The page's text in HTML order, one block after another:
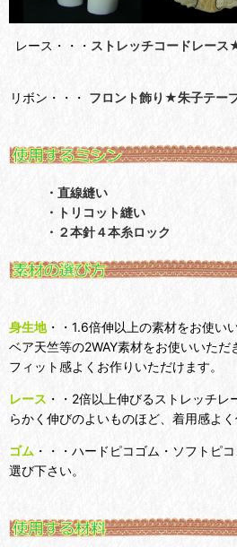
レース・・・ ストレッチコードレー
リボン・・・ フロント飾り★朱子テー
・直線縫い
・トリコット縫い
・２本針４本糸ロック
身生地・・1.6倍伸以上の素材をお使い
ベア天竺等の2WAY素材をお使いいただ
フィット感よくお作りいただけます。
レース ・・2倍以上伸びるストレッチ
らかく伸びのよいものほど、着用感よく
ゴム ・・・ハードピコゴム・ソフトピ
選び下さい。